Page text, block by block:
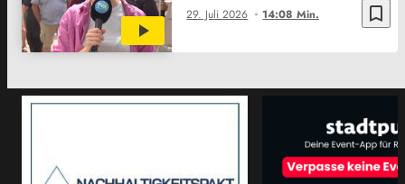
bookmark_border
29. Juli 2026 14:08 Min.